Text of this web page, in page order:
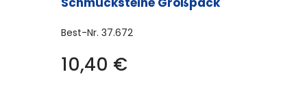
Best-Nr. 37.672
10,40 €